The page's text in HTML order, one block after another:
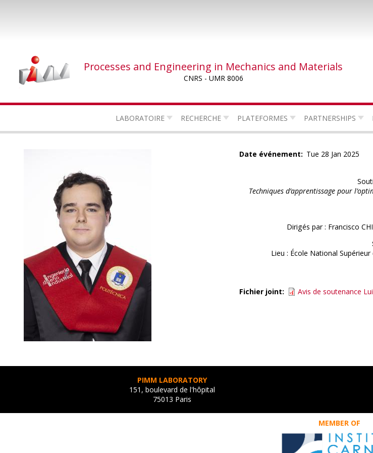
Processes and Engineering in Mechanics and Materials
CNRS - UMR 8006
LABORATOIRE RECHERCHE PLATEFORMES PARTNERSHIPS
Date événement
Tue 28 Jan 2025
Techniques d’apprentissage pour
Dirigés par : Francisco
Lieu : École National
Fichier joint
Avis de soutenance
PIMM LABORATORY
151, boulevard de l'hôpital
75013 Paris
MEMBER OF